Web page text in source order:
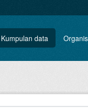
Kumpulan data